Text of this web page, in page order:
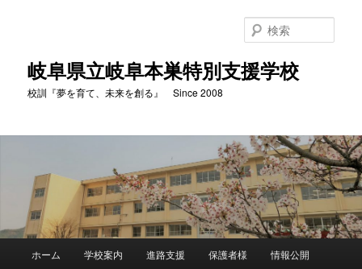
岐阜県立岐阜本巣特別支援学校
校訓『夢を育て、未来を創る』 Since 2008
索
メ
ホーム 学校案内 進路支援 保護者様 情報公開